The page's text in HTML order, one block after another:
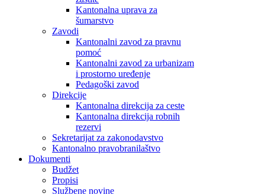
Kantonalna uprava za
šumarstvo
Zavodi
Kantonalni zavod za pravnu
pomoć
Kantonalni zavod za urbanizam
i prostorno uređenje
Pedagoški zavod
Direkcije
Kantonalna direkcija za ceste
Kantonalna direkcija robnih
rezervi
Sekretarijat za zakonodavstvo
Kantonalno pravobranilaštvo
Dokumenti
Budžet
Propisi
Službene novine